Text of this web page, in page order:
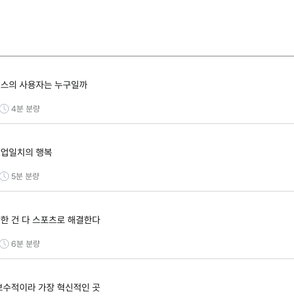
의 사용자는 누구일까
4분 분량
일치의 행복
5분 분량
건 다 스포츠로 해결한다
6분 분량
적이라 가장 혁신적인 곳